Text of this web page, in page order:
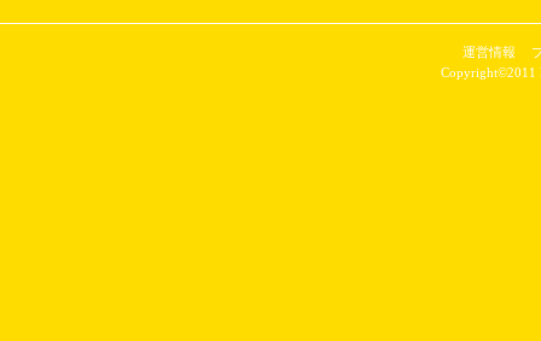
運営情報
Copyright©2011